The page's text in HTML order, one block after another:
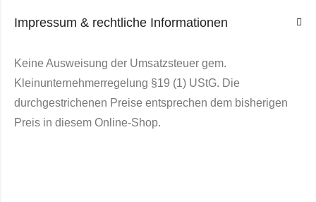
Impressum & rechtliche Informationen
Keine Ausweisung der Umsatzsteuer gem.
Kleinunternehmerregelung §19 (1) UStG. Die
durchgestrichenen Preise entsprechen dem bisherigen
Preis in diesem Online-Shop.